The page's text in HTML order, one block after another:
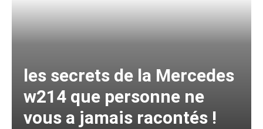
les secrets de la Mercedes
w214 que personne ne
vous a jamais racontés !